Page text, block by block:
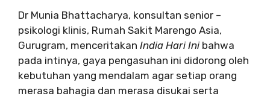
Dr Munia Bhattacharya, konsultan senior –
psikologi klinis, Rumah Sakit Marengo Asia,
Gurugram, menceritakan India Hari Inibahwa
pada intinya, gaya pengasuhan ini didorong oleh
kebutuhan yang mendalam agar setiap orang
merasa bahagia dan merasa disukai serta